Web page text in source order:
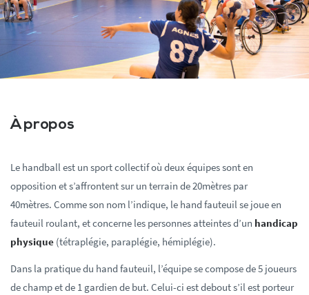
À propos
Le handball est un sport collectif où deux équipes sont en
opposition et s’affrontent sur un terrain de 20mètres par
40mètres. Comme son nom l’indique, le hand fauteuil se joue en
fauteuil roulant, et concerne les personnes atteintes d’un handicap
physique (tétraplégie, paraplégie, hémiplégie).
Dans la pratique du hand fauteuil, l’équipe se compose de 5 joueurs
de champ et de 1 gardien de but. Celui-ci est debout s’il est porteur